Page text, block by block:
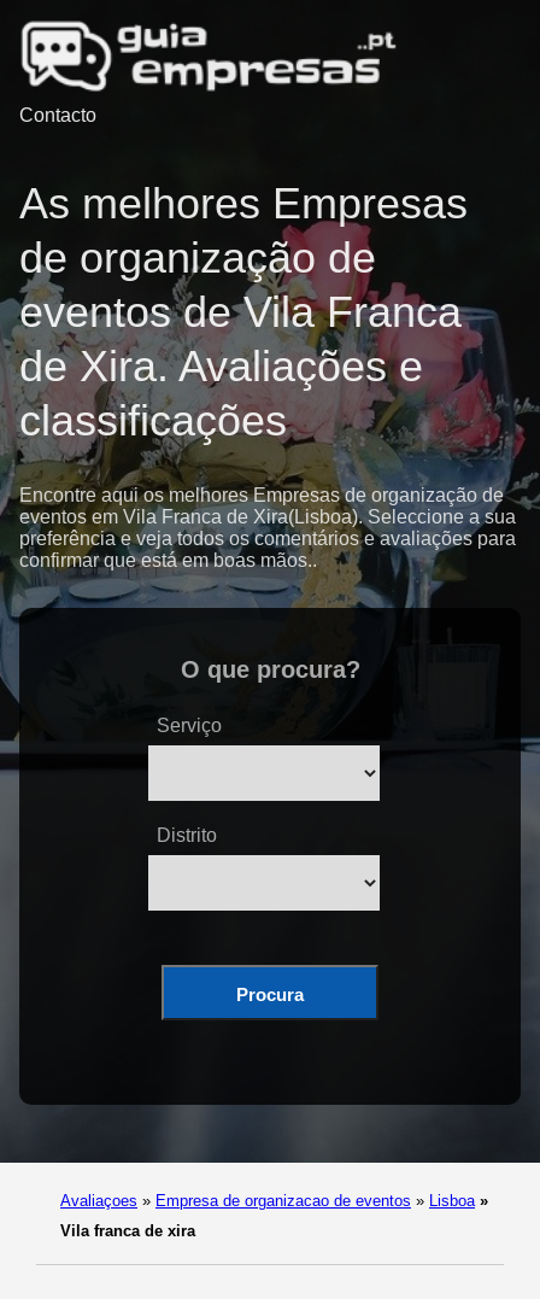
Contacto
As melhores Empresas
de organização de
eventos de Vila Franca
de Xira. Avaliações e
classificações
Encontre aqui os melhores Empresas de organização de
eventos em Vila Franca de Xira(Lisboa). Seleccione a sua
preferência e veja todos os comentários e avaliações para
confirmar que está em boas mãos..
O que procura?
Serviço
Distrito
Procura
Avaliaçoes » Empresa de organizacao de eventos » Lisboa »
Vila franca de xira